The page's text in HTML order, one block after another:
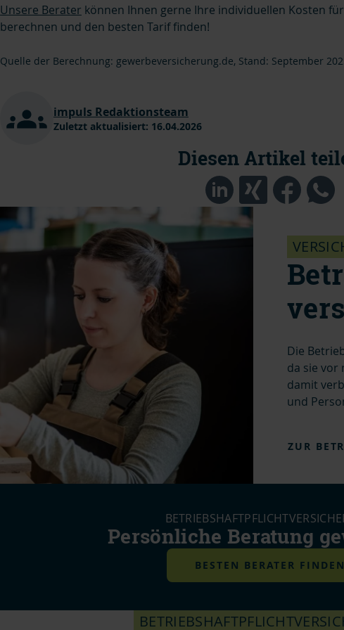
Unsere Berater können Ihnen gerne Ihre individuellen Kosten
berechnen und den besten Tarif finden!
Quelle der Berechnung: gewerbeversicherung.de, Stand: September
impuls Redaktionsteam
Zuletzt aktualisiert: 16.04.2026
Diesen Artikel
Die
da sie vor
damit
und
ZUR
Persönliche Beratung
BESTEN BERATER FINDEN